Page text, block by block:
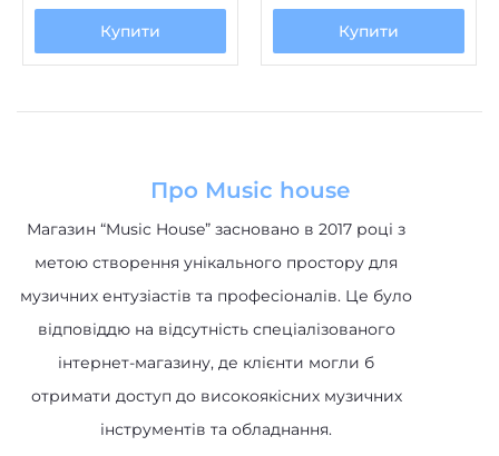
Купити Купити
Про Music house
Магазин “Music House” засновано в 2017 році з
метою створення унікального простору для
музичних ентузіастів та професіоналів. Це було
відповіддю на відсутність спеціалізованого
інтернет-магазину, де клієнти могли б
отримати доступ до високоякісних музичних
інструментів та обладнання.